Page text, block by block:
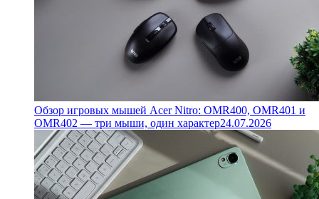
Обзор игровых мышей Acer Nitro: OMR400, OMR401 и
OMR402 — три мыши, один характер24.07.2026